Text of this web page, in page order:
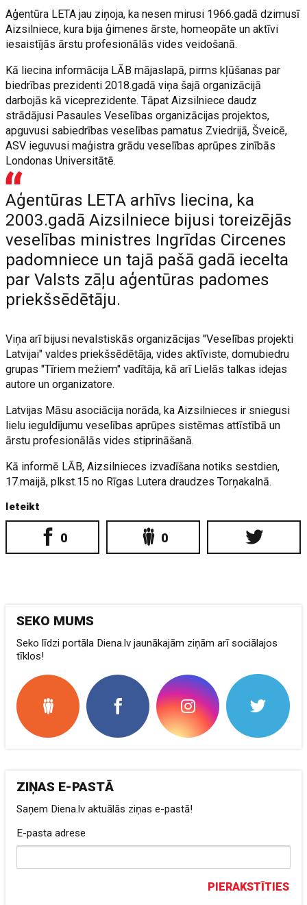
Aģentūra LETA jau ziņoja, ka nesen mirusi 1966.gadā dzimusī
Aizsilniece, kura bija ģimenes ārste, homeopāte un aktīvi
iesaistījās ārstu profesionālās vides veidošanā.
Kā liecina informācija LĀB mājaslapā, pirms kļūšanas par
biedrības prezidenti 2018.gadā viņa šajā organizācijā
darbojās kā viceprezidente. Tāpat Aizsilniece daudz
strādājusi Pasaules Veselības organizācijas projektos,
apguvusi sabiedrības veselības pamatus Zviedrijā, Šveicē,
ASV ieguvusi maģistra grādu veselības aprūpes zinībās
Londonas Universitātē.
Aģentūras LETA arhīvs liecina, ka
2003.gadā Aizsilniece bijusi toreizējās
veselības ministres Ingrīdas Circenes
padomniece un tajā pašā gadā iecelta
par Valsts zāļu aģentūras padomes
priekšsēdētāju.
Viņa arī bijusi nevalstiskās organizācijas "Veselības projekti
Latvijai" valdes priekšsēdētāja, vides aktīviste, domubiedru
grupas "Tīriem mežiem" vadītāja, kā arī Lielās talkas idejas
autore un organizatore.
Latvijas Māsu asociācija norāda, ka Aizsilnieces ir sniegusi
lielu ieguldījumu veselības aprūpes sistēmas attīstībā un
ārstu profesionālās vides stiprināšanā.
Kā informē LĀB, Aizsilnieces izvadīšana notiks sestdien,
17.maijā, plkst.15 no Rīgas Lutera draudzes Torņakalnā.
Ieteikt
0 0
SEKO MUMS
Seko līdzi portāla Diena.lv jaunākajām ziņām arī sociālajos
tīklos!
ZIŅAS E-PASTĀ
Saņem Diena.lv aktuālās ziņas e-pastā!
E-pasta adrese
PIERAKSTĪTIES